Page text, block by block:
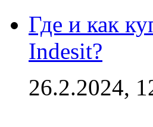
Где и как
Indesit?
26.2.2024,